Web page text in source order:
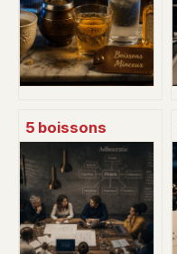
5 boissons
naturelles pour
perdre du poids :
stimuler le
métabolisme et
drainer les tissus